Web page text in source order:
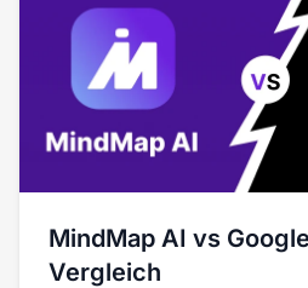
MindMap AI vs
Vergleich